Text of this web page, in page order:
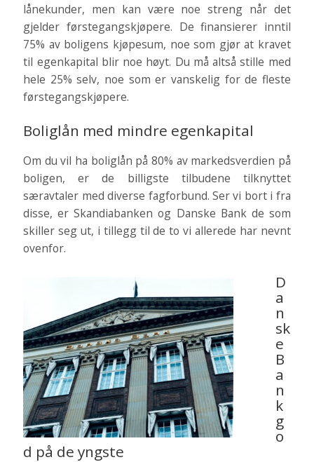
lånekunder, men kan være noe streng når det
gjelder førstegangskjøpere. De finansierer inntil
75% av boligens kjøpesum, noe som gjør at kravet
til egenkapital blir noe høyt. Du må altså stille med
hele 25% selv, noe som er vanskelig for de fleste
førstegangskjøpere.
Boliglån med mindre egenkapital
Om du vil ha boliglån på 80% av markedsverdien på
boligen, er de billigste tilbudene tilknyttet
særavtaler med diverse fagforbund. Ser vi bort i fra
disse, er Skandiabanken og Danske Bank de som
skiller seg ut, i tillegg til de to vi allerede har nevnt
ovenfor.
D
a
n
sk
e
B
a
n
k
g
o
d på de yngste